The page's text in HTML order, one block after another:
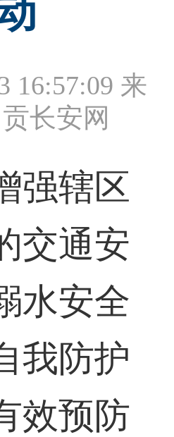
16:57:09 来
长安网
辖区
交通安
水安全
我防护
效预防